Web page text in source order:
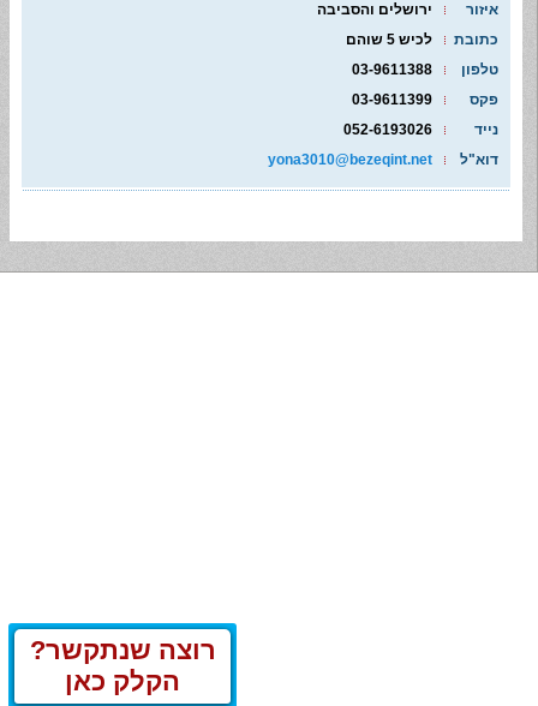
איזור
ירושלים והסביבה
כתובת
לכיש 5 שוהם
טלפון
03-9611388
פקס
03-9611399
נייד
052-6193026
דוא"ל
yona3010@bezeqint.net
רוצה שנתקשר?
הקלק כאן